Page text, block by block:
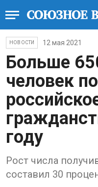
НОВОСТИ 12 мая 2021
Больше
человек
году
Рост числа
составил 30